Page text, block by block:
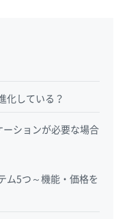
化している？
ーションが必要な場合
ム5つ～機能・価格を